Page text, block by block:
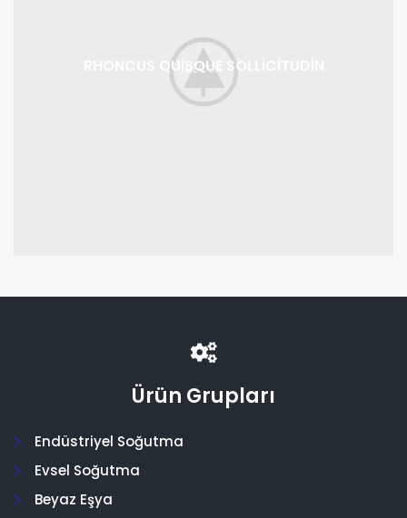
DECOR
RHONCUS QUISQUE SOLLICITUDIN
Ürün Grupları
Endüstriyel Soğutma
Evsel Soğutma
Beyaz Eşya